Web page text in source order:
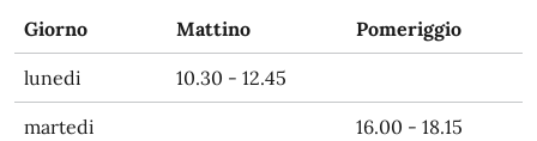
Giorno Mattino Pomeriggio
lunedi 10.30 - 12.45
martedi 16.00 - 18.15